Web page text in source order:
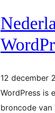
12 december
WordPress is
broncode van